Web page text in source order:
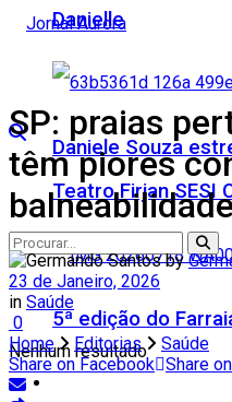
Danielle
Daniele Souza
Teatro Firjan SESI
5ª edição do
Nenhum resultado
SP: praias
têm piores
by
23 de Janeiro, 2026
in Saúde
0
Home
Editorias
Saúde
Share on Facebook Share